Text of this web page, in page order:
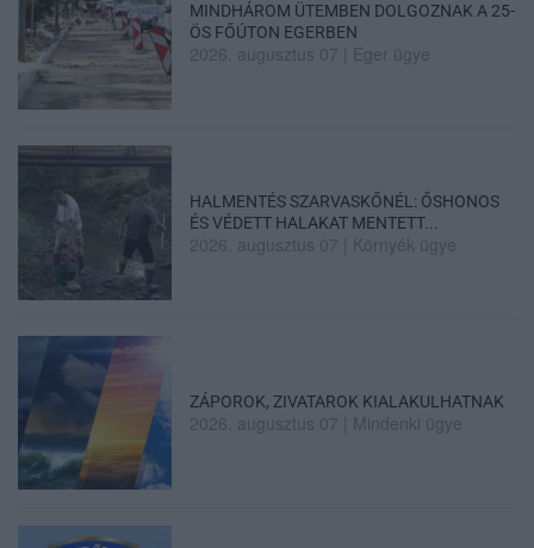
MINDHÁROM ÜTEMBEN DOLGOZNAK A 25-
ÖS FŐÚTON EGERBEN
2026. augusztus 07 Eger ügye
HALMENTÉS SZARVASKŐNÉL: ŐSHONOS
ÉS VÉDETT HALAKAT MENTETT...
2026. augusztus 07 Környék ügye
ZÁPOROK, ZIVATAROK KIALAKULHATNAK
2026. augusztus 07 Mindenki ügye